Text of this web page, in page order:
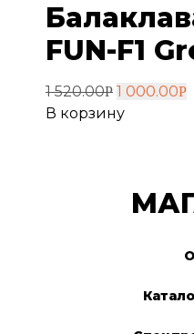
в
FUN-F1
1 520.00Р 1 000.00Р
В корзину